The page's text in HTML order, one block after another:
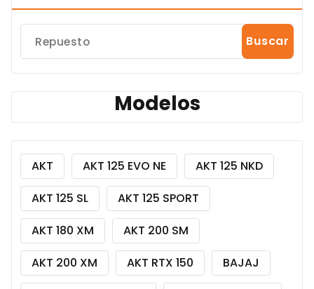
Buscar
Modelos
AKT AKT 125 EVO NE
AKT 125 NKD
AKT 125 SL
AKT 125 SPORT
AKT 180 XM
AKT 200 SM
AKT 200 XM
AKT RTX 150
BAJAJ